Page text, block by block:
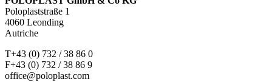
Poloplaststraße 1
4060 Leonding
Autriche
T+43 (0) 732 / 38 86 0
F+43 (0) 732 / 38 86 9
office@poloplast.com